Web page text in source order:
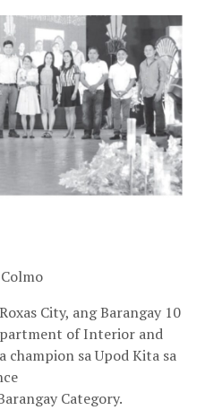
City, ang Barangay 10
of Interior and
champion sa Upod Kita sa
Category.